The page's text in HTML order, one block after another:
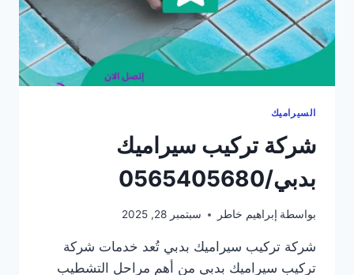
السيراميك
شركة تركيب سيراميك
بدبي/0565405680
بواسطة إبراهيم خاطر سبتمبر 28, 2025
شركة تركيب سيراميك بدبي تُعد خدمات شركة
تركيب سيراميك بدبي من أهم مراحل التشطيب